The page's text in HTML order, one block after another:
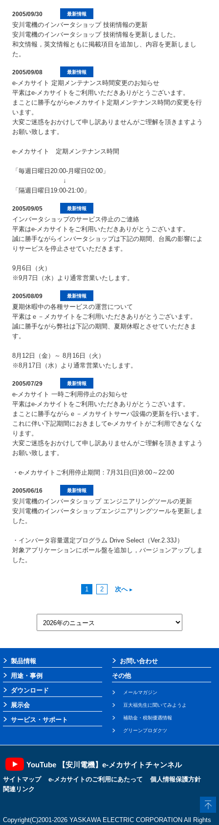
最新情報
2005/09/30
安川電機のインバータショップ 技術情報の更新
安川電機のインバータショップ 技術情報を更新しました。
和文情報，英文情報ともに掲載項目を追加し、内容を更新しまし
た。
最新情報
2005/09/08
e-メカサイト 定期メンテナンス時間変更のお知らせ
平素はe-メカサイトをご利用いただきありがとうございます。
まことに勝手ながらe-メカサイト定期メンテナンス時間の変更を行
います。
大変ご迷惑をおかけして申し訳ありませんがご理解を頂きますよう
お願い致します。
e-メカサイト 定期メンテナンス時間
「毎週日曜日20:00-月曜日02:00」
↓
「隔週日曜日19:00-21:00」
最新情報
2005/09/05
インバータショップのサービス停止のご連絡
平素はe-メカサイトをご利用いただきありがとうございます。
誠に勝手ながらインバータショップは下記の期間、台風の影響によ
りサービスを停止させていただきます。
9月6日（火）
※9月7日（水）より通常営業いたします。
最新情報
2005/08/09
夏期休暇中の各種サービスの運営について
平素はｅ－メカサイトをご利用いただきありがとうございます。
誠に勝手ながら弊社は下記の期間、夏期休暇とさせていただきま
す。
8月12日（金）～ 8月16日（火）
※8月17日（水）より通常営業いたします。
最新情報
2005/07/29
e-メカサイト 一時ご利用停止のお知らせ
平素はe-メカサイトをご利用いただきありがとうございます。
まことに勝手ながらｅ－メカサイトサーバ設備の更新を行います。
これに伴い下記期間におきましてe-メカサイトがご利用できなくな
ります。
大変ご迷惑をおかけして申し訳ありませんがご理解を頂きますよう
お願い致します。
・e-メカサイトご利用停止期間：7月31日(日)8:00～22:00
最新情報
2005/06/16
安川電機のインバータショップ エンジニアリングツールの更新
安川電機のインバータショップエンジニアリングツールを更新しま
した。
・インバータ容量選定プログラム Drive Select（Ver.2.33J）
対象アプリケーションにボール盤を追加し，バージョンアップしま
した。
1 2 次へ
製品情報
用途・事例
ダウンロード
展示会
サービス・サポート
お問い合わせ
その他
メールマガジン
豆大福先生に聞いてみようよ
補助金・税制優遇情報
グリーンプロダクツ
YouTube 【安川電機】e-メカサイトチャンネル
サイトマップ e-メカサイトのご利用にあたって
個人情報保護方針
関連リンク
Copyright(C)2001‐2026 YASKAWA ELECTRIC CORPORATION All Rights